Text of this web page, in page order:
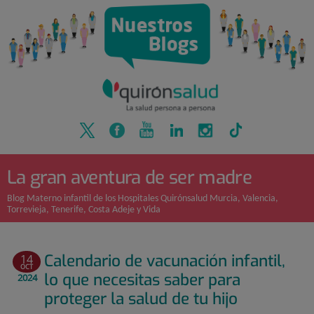
La gran aventura de ser madre
Blog Materno infantil de los Hospitales Quirónsalud Murcia, Valencia,
Torrevieja, Tenerife, Costa Adeje y Vida
14
OCT
2024
Calendario de vacunación infantil,
lo que necesitas saber para
proteger la salud de tu hijo